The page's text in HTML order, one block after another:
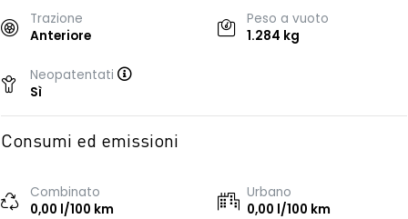
Trazione
Anteriore
Peso a vuoto
1.284 kg
Neopatentati
Sì
Consumi ed emissioni
Combinato
0,00 l/100 km
Urbano
0,00 l/100 km